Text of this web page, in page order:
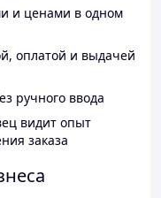
и ценами в одном
оплатой и выдачей
ручного ввода
видит опыт
заказа